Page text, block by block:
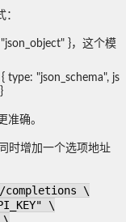
}，这个模
type: "json_schema", js
准确。
时增加一个选项地址
\
\